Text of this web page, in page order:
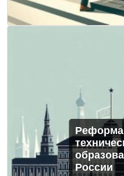
Реформа
России